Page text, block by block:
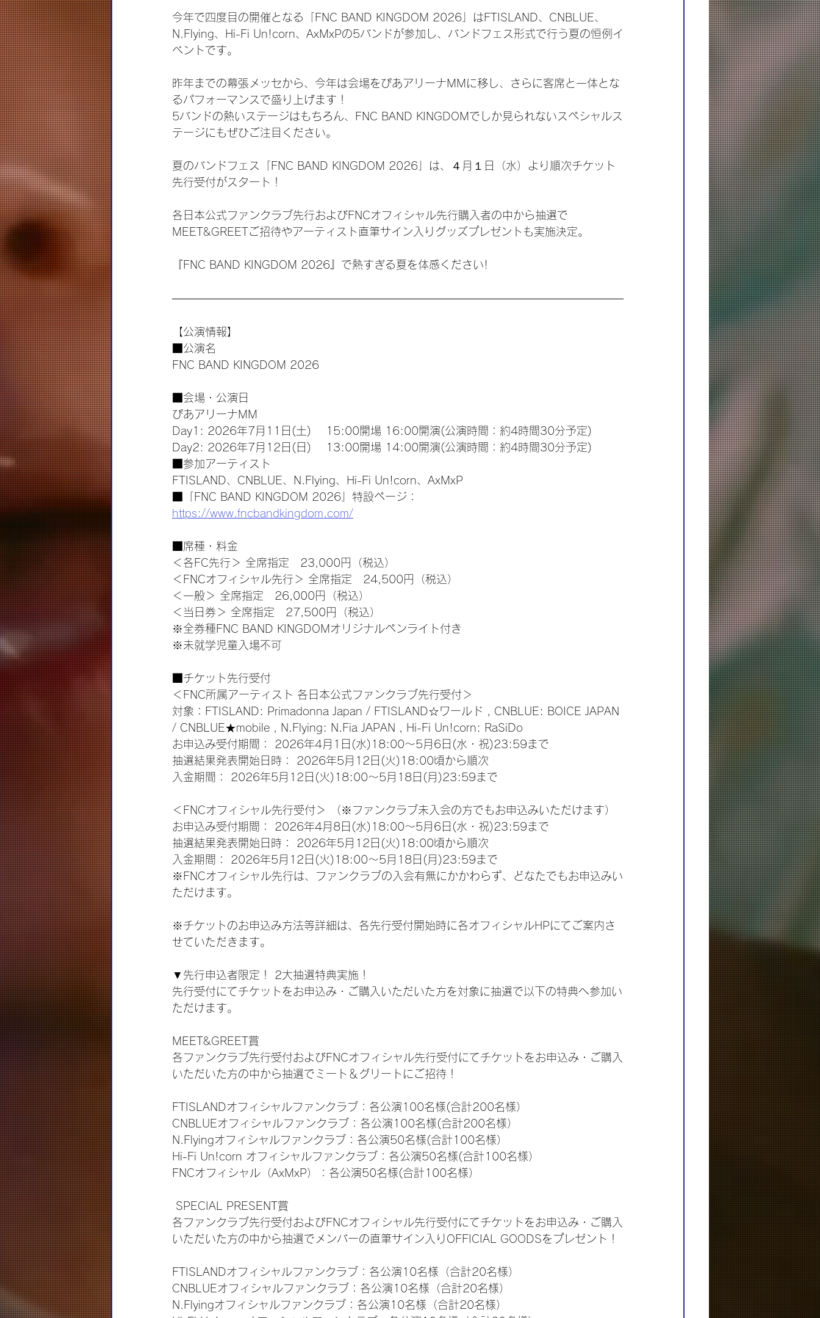
今年で四度目の開催となる「FNC BAND KINGDOM 2026」はFTISLAND、CNBLUE、
N.Flying、Hi-Fi Un!corn、AxMxPの5バンドが参加し、バンドフェス形式で行う夏の恒例イ
ベントです。
昨年までの幕張メッセから、今年は会場をぴあアリーナMMに移し、さらに客席と一体とな
るパフォーマンスで盛り上げます！
5バンドの熱いステージはもちろん、FNC BAND KINGDOMでしか見られないスペシャルス
テージにもぜひご注目ください。
夏のバンドフェス「FNC BAND KINGDOM 2026」は、４月１日（水）より順次チケット
先行受付がスタート！
各日本公式ファンクラブ先行およびFNCオフィシャル先行購入者の中から抽選で
MEET&GREETご招待やアーティスト直筆サイン入りグッズプレゼントも実施決定。
『FNC BAND KINGDOM 2026』で熱すぎる夏を体感ください!
【公演情報】
■公演名
FNC BAND KINGDOM 2026
■会場・公演日
ぴあアリーナMM
Day1: 2026年7月11日(土)　 15:00開場 16:00開演(公演時間：約4時間30分予定)
Day2: 2026年7月12日(日)　 13:00開場 14:00開演(公演時間：約4時間30分予定)
■参加アーティスト
FTISLAND、CNBLUE、N.Flying、Hi-Fi Un!corn、AxMxP
■「FNC BAND KINGDOM 2026」特設ページ：
https://www.fncbandkingdom.com/
■席種・料金
＜各FC先行＞ 全席指定　23,000円（税込）
＜FNCオフィシャル先行＞ 全席指定　24,500円（税込）
＜一般＞ 全席指定　26,000円（税込）
＜当日券＞ 全席指定　27,500円（税込）
※全券種FNC BAND KINGDOMオリジナルペンライト付き
※未就学児童入場不可
■チケット先行受付
＜FNC所属アーティスト 各日本公式ファンクラブ先行受付＞
対象：FTISLAND: Primadonna Japan / FTISLAND☆ワールド , CNBLUE: BOICE JAPAN
/ CNBLUE★mobile , N.Flying: N.Fia JAPAN , Hi-Fi Un!corn: RaSiDo
お申込み受付期間： 2026年4月1日(水)18:00～5月6日(水・祝)23:59まで
抽選結果発表開始日時： 2026年5月12日(火)18:00頃から順次
入金期間： 2026年5月12日(火)18:00～5月18日(月)23:59まで
＜FNCオフィシャル先行受付＞ （※ファンクラブ未入会の方でもお申込みいただけます）
お申込み受付期間： 2026年4月8日(水)18:00～5月6日(水・祝)23:59まで
抽選結果発表開始日時： 2026年5月12日(火)18:00頃から順次
入金期間： 2026年5月12日(火)18:00～5月18日(月)23:59まで
※FNCオフィシャル先行は、ファンクラブの入会有無にかかわらず、どなたでもお申込みい
ただけます。
※チケットのお申込み方法等詳細は、各先行受付開始時に各オフィシャルHPにてご案内さ
せていただきます。
▼先行申込者限定！ 2大抽選特典実施！
先行受付にてチケットをお申込み・ご購入いただいた方を対象に抽選で以下の特典へ参加い
ただけます。
MEET&GREET賞
各ファンクラブ先行受付およびFNCオフィシャル先行受付にてチケットをお申込み・ご購入
いただいた方の中から抽選でミート＆グリートにご招待！
FTISLANDオフィシャルファンクラブ：各公演100名様(合計200名様）
CNBLUEオフィシャルファンクラブ：各公演100名様(合計200名様）
N.Flyingオフィシャルファンクラブ：各公演50名様(合計100名様）
Hi-Fi Un!corn オフィシャルファンクラブ：各公演50名様(合計100名様）
FNCオフィシャル（AxMxP）：各公演50名様(合計100名様）
SPECIAL PRESENT賞
各ファンクラブ先行受付およびFNCオフィシャル先行受付にてチケットをお申込み・ご購入
いただいた方の中から抽選でメンバーの直筆サイン入りOFFICIAL GOODSをプレゼント！
FTISLANDオフィシャルファンクラブ：各公演10名様（合計20名様）
CNBLUEオフィシャルファンクラブ：各公演10名様（合計20名様）
N.Flyingオフィシャルファンクラブ：各公演10名様（合計20名様）